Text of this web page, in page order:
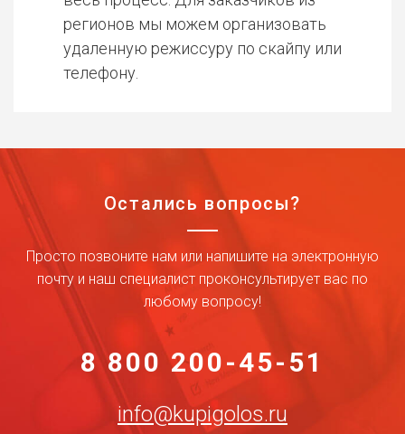
регионов мы можем организовать
удаленную режиссуру по скайпу или
телефону.
Остались вопросы?
Просто позвоните нам или напишите на электронную
почту и наш специалист проконсультирует вас по
любому вопросу!
8 800 200-45-51
info@kupigolos.ru